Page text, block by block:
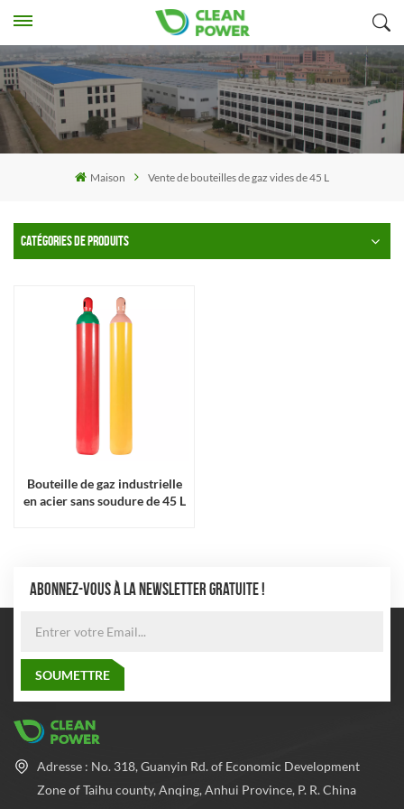
Maison Vente de bouteilles de gaz vides de 45 L
CATÉGORIES DE PRODUITS
Bouteille de gaz industrielle
en acier sans soudure de 45 L
ABONNEZ-VOUS À LA NEWSLETTER GRATUITE !
Adresse : No. 318, Guanyin Rd. of Economic Development
Zone of Taihu county, Anqing, Anhui Province, P. R. China